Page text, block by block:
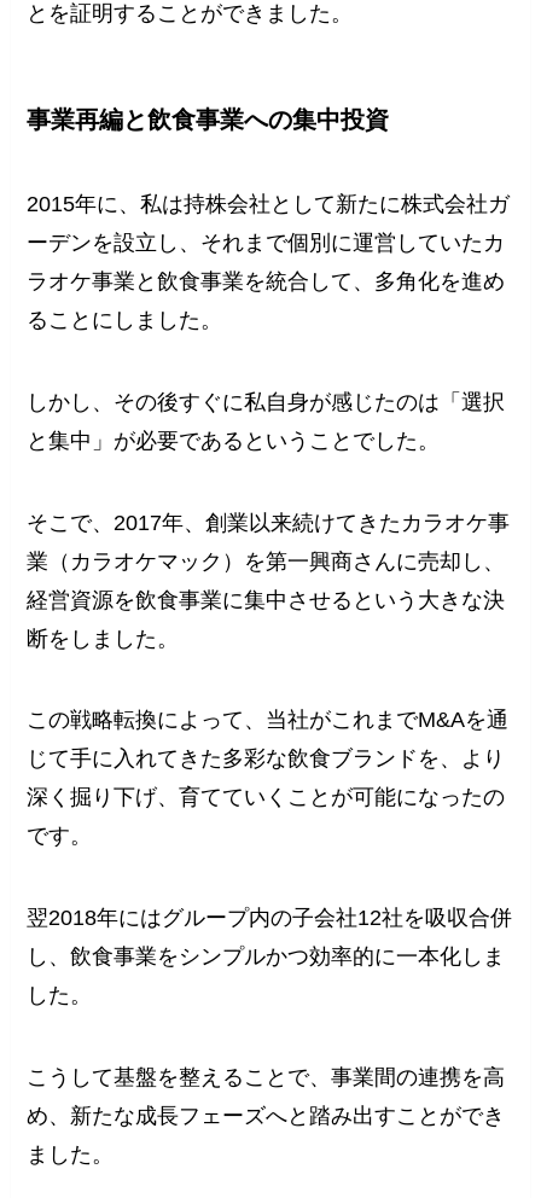
とを証明することができました。
事業再編と飲食事業への集中投資
2015年に、私は持株会社として新たに株式会社ガ
ーデンを設立し、それまで個別に運営していたカ
ラオケ事業と飲食事業を統合して、多角化を進め
ることにしました。
しかし、その後すぐに私自身が感じたのは「選択
と集中」が必要であるということでした。
そこで、2017年、創業以来続けてきたカラオケ事
業（カラオケマック）を第一興商さんに売却し、
経営資源を飲食事業に集中させるという大きな決
断をしました。
この戦略転換によって、当社がこれまでM&Aを通
じて手に入れてきた多彩な飲食ブランドを、より
深く掘り下げ、育てていくことが可能になったの
です。
翌2018年にはグループ内の子会社12社を吸収合併
し、飲食事業をシンプルかつ効率的に一本化しま
した。
こうして基盤を整えることで、事業間の連携を高
め、新たな成長フェーズへと踏み出すことができ
ました。